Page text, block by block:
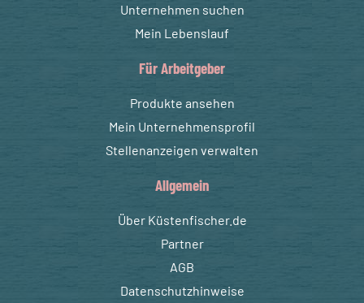
Unternehmen suchen
Mein Lebenslauf
Für Arbeitgeber
Produkte ansehen
Mein Unternehmensprofil
Stellenanzeigen verwalten
Allgemein
Über Küstenfischer.de
Partner
AGB
Datenschutzhinweise